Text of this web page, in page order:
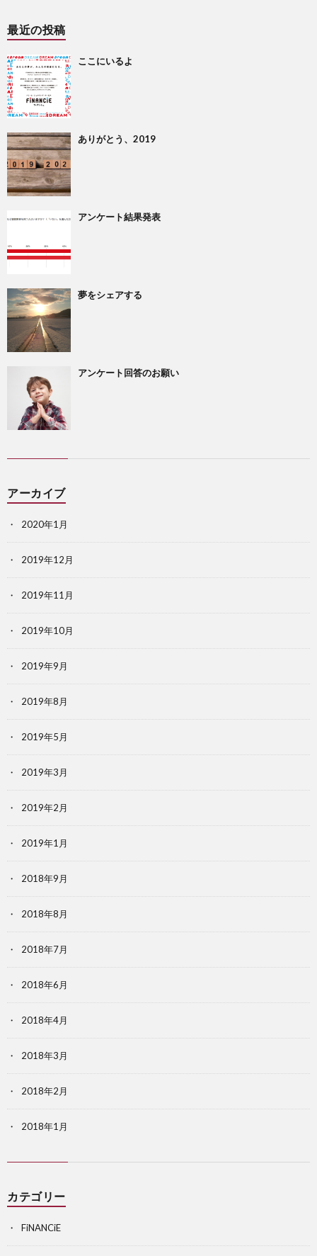
最近の投稿
ここにいるよ
ありがとう、2019
アンケート結果発表
夢をシェアする
アンケート回答のお願い
アーカイブ
2020年1月
2019年12月
2019年11月
2019年10月
2019年9月
2019年8月
2019年5月
2019年3月
2019年2月
2019年1月
2018年9月
2018年8月
2018年7月
2018年6月
2018年4月
2018年3月
2018年2月
2018年1月
カテゴリー
FiNANCiE